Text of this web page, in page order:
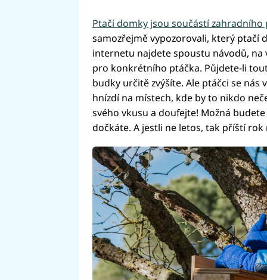
Ptačí domky jsou součástí
samozřejmě vypozorovali, který ptačí
internetu najdete spoustu návodů,
pro konkrétního ptáčka. Půjdete-li
budky určitě zvýšíte. Ale ptáčci se
hnízdí na místech, kde by to nikdo
svého vkusu a doufejte! Možná
dočkáte. A jestli ne letos, tak příští rok